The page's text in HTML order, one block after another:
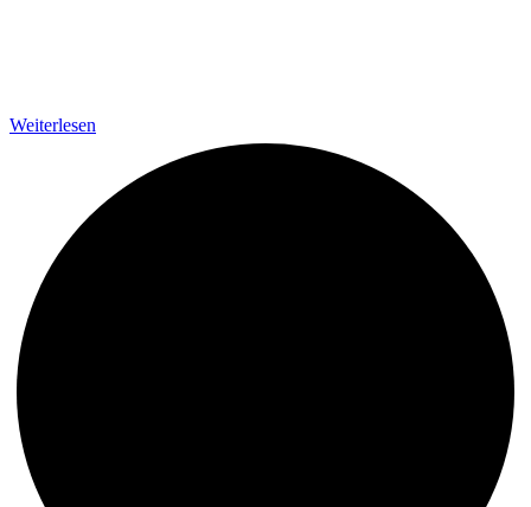
Weiterlesen